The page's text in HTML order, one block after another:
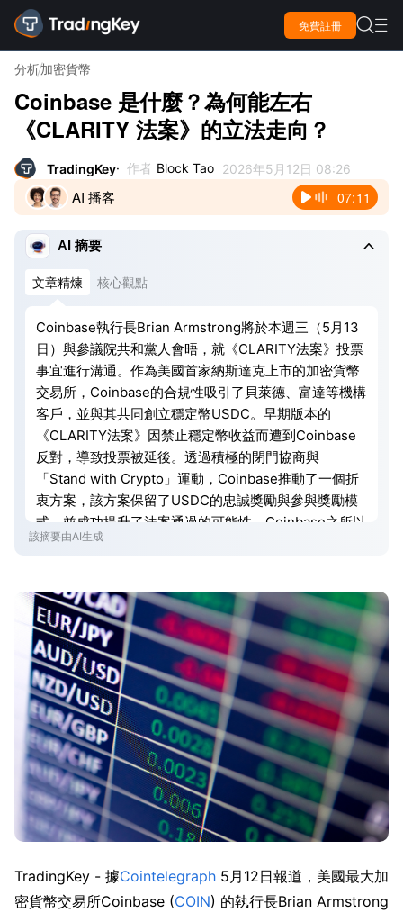
免費註冊  
分析加密貨幣
Coinbase 是什麼？為何能左右
《CLARITY 法案》的立法走向？
TradingKey 作者 Block Tao 2026年5月12日 08:26
AI 播客 07:11
AI 摘要 
文章精煉 核心觀點
Coinbase執行長Brian Armstrong將於本週三（5月13
日）與參議院共和黨人會晤，就《CLARITY法案》投票
事宜進行溝通。作為美國首家納斯達克上市的加密貨幣
交易所，Coinbase的合規性吸引了貝萊德、富達等機構
客戶，並與其共同創立穩定幣USDC。早期版本的
《CLARITY法案》因禁止穩定幣收益而遭到Coinbase
反對，導致投票被延後。透過積極的閉門協商與
「Stand with Crypto」運動，Coinbase推動了一個折
衷方案，該方案保留了USDC的忠誠獎勵與參與獎勵模
式，並成功提升了法案通過的可能性。Coinbase之所以
能對《CLARITY法案》產生影響，源於其在USDC市場
發展。
該摘要由AI生成
TradingKey - 據Cointelegraph 5月12日報道，美國最大加
密貨幣交易所Coinbase (COIN) 的執行長Brian Armstrong